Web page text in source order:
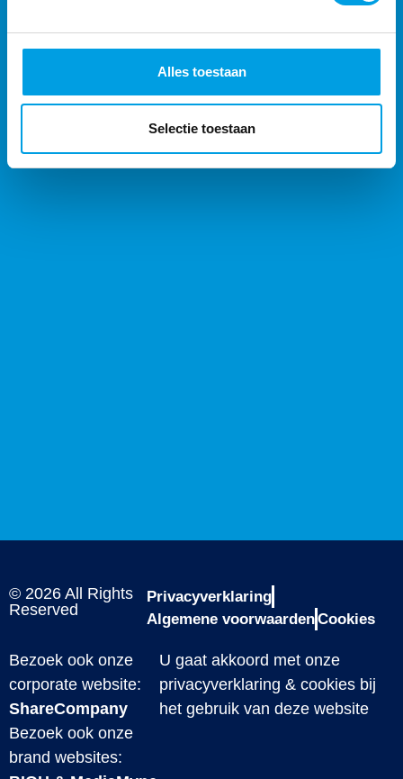
Alles toestaan
Selectie toestaan
Workforce Management Software
© 2026 All Rights
Reserved
Privacyverklaring
Algemene voorwaardenCookies
Bezoek ook onze
corporate website:
ShareCompany
Bezoek ook onze
brand websites:
U gaat akkoord met onze
privacyverklaring & cookies bij
het gebruik van deze website